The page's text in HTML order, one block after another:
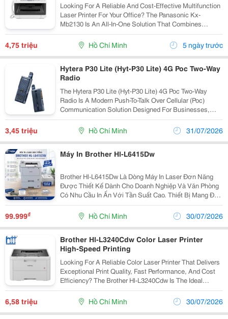
Looking For A Reliable And Cost-Effective Multifunction
Laser Printer For Your Office? The Panasonic Kx-
Mb2130 Is An All-In-One Solution That Combines
Printing, Copying, Scanning, And Faxing In A Compact
Design. With Automatic Duplex Printing And...
4,75 triệu Hồ Chí Minh 5 ngày trước
Hytera P30 Lite (Hyt-P30 Lite) 4G Poc Two-Way
Radio
The Hytera P30 Lite (Hyt-P30 Lite) 4G Poc Two-Way
Radio Is A Modern Push-To-Talk Over Cellular (Poc)
Communication Solution Designed For Businesses,
Retail Chains, Logistics, Transportation, Security
Services, Manufacturing, And Other Organizations...
3,45 triệu Hồ Chí Minh 31/07/2026
Máy In Brother Hl-L6415Dw
Brother Hl-L6415Dw Là Dòng Máy In Laser Đơn Năng
Được Thiết Kế Dành Cho Doanh Nghiệp Và Văn Phòng
Có Nhu Cầu In Ấn Với Tần Suất Cao. Thiết Bị Mang Đến
Hiệu Suất Ổn Định, Tốc Độ In Nhanh Và Chi Phí Vận
Hành Hợp Lý, Giúp Tối Ưu Công Việc Mỗi Ngày. Ưu...
99.999₫ Hồ Chí Minh 30/07/2026
Brother Hl-L3240Cdw Color Laser Printer
High-Speed Printing
Looking For A Reliable Color Laser Printer That Delivers
Exceptional Print Quality, Fast Performance, And Cost
Efficiency? The Brother Hl-L3240Cdw Is The Ideal
Solution For Businesses, Offices, And Professional
Users. Featuring High-Quality Color...
6,58 triệu Hồ Chí Minh 30/07/2026